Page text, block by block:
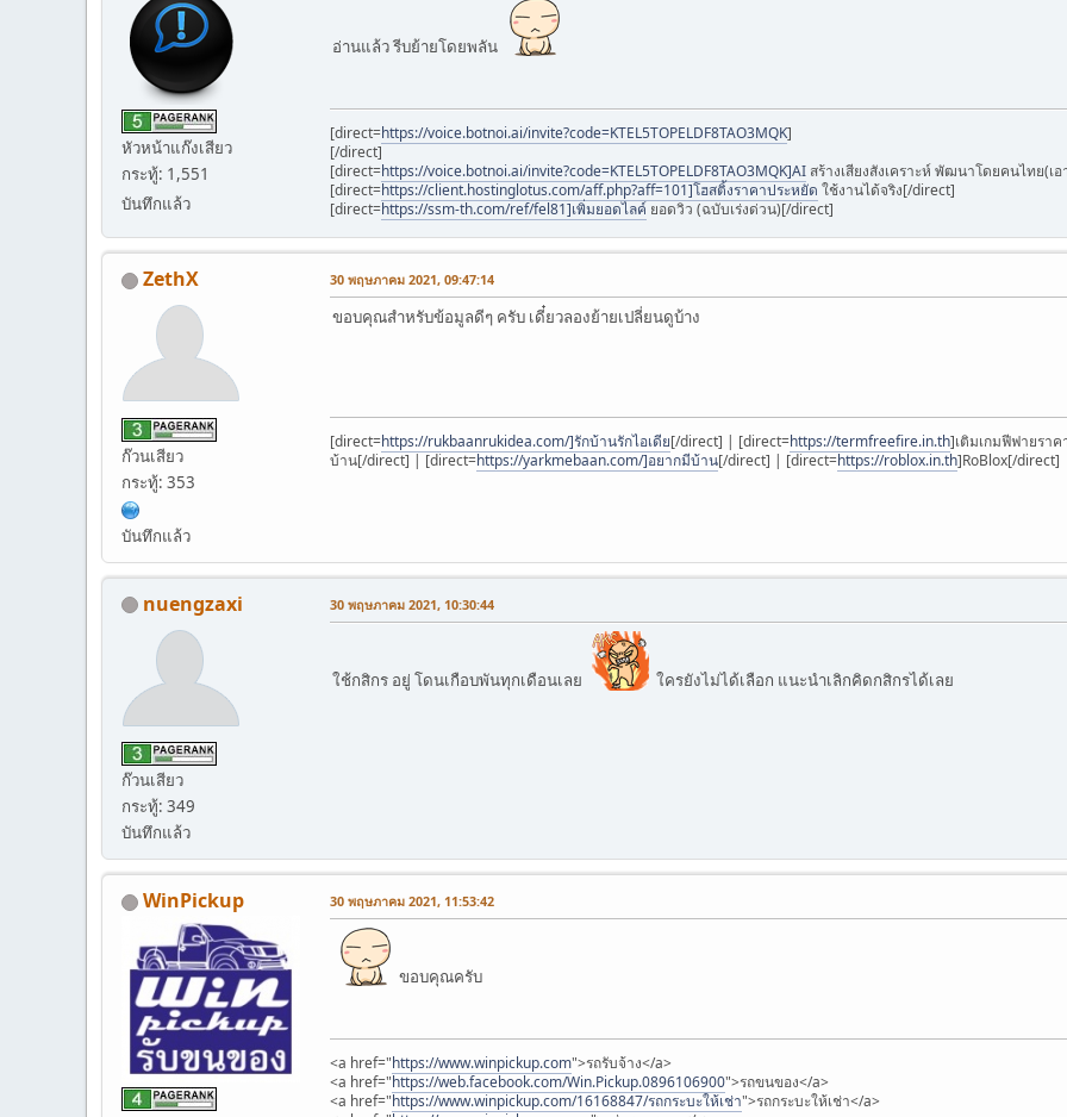
หัวหน้าแก๊งเสียว
กระทู้: 1,551
บันทึกแล้ว
อ่านแล้ว รีบย้ายโดยพลัน
[direct=https://voice.botnoi.ai/invite?code=KTEL5TOPELDF8TAO3MQK]
[/direct]
[direct=https://voice.botnoi.ai/invite?code=KTEL5TOPELDF8TAO3MQK]AI สร้างเสียงสังเคราะห์ พัฒนาโดยคนไทย(เ
[direct=https://client.hostinglotus.com/aff.php?aff=101]โฮสติ้งราคาประหยัด ใช้งานได้จริง[/direct]
[direct=https://ssm-th.com/ref/fel81]เพิ่มยอดไลค์ ยอดวิว (ฉบับเร่งด่วน)[/direct]
ZethX
ก๊วนเสียว
กระทู้: 353
บันทึกแล้ว
30 พฤษภาคม 2021, 09:47:14
ขอบคุณสำหรับข้อมูลดีๆ ครับ เดี๋ยวลองย้ายเปลี่ยนดูบ้าง
[direct=https://rukbaanrukidea.com/]รักบ้านรักไอเดีย[/direct] | [direct=https://termfreefire.in.th]เติมเกมฟีฟายรา
บ้าน[/direct] | [direct=https://yarkmebaan.com/]อยากมีบ้าน[/direct] | [direct=https://roblox.in.th]RoBlox[/direct]
nuengzaxi
ก๊วนเสียว
กระทู้: 349
บันทึกแล้ว
30 พฤษภาคม 2021, 10:30:44
ใช้กสิกร อยู่ โดนเกือบพันทุกเดือนเลย ใครยังไม่ได้เลือก แนะนำเลิกคิดกสิกรได้เลย
WinPickup 30 พฤษภาคม 2021, 11:53:42
ขอบคุณครับ
<a href="https://www.winpickup.com">รถรับจ้าง</a>
<a href="https://web.facebook.com/Win.Pickup.0896106900">รถขนของ</a>
<a href="https://www.winpickup.com/16168847/รถกระบะให้เช่า">รถกระบะให้เช่า</a>